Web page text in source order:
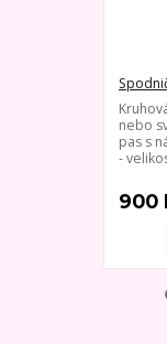
nebo
pas s
-
900